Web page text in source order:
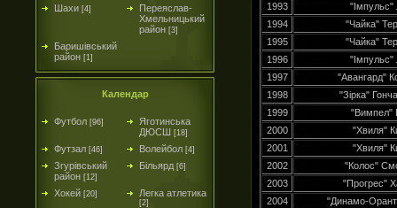
Шахи [4]
Переяслав-
Хмельницький
район [3]
Баришівський
район [1]
Календар
Футбол [96]
Яготинська
ДЮСШ [18]
Футзал [46] Волейбол [4]
Згурівський
район [12]
Більярд [6]
Хокей [20] Легка атлетика
[2]
1993
"Імпульс"
1994
"Чайка"
1995
"Чайка"
1996
"Імпульс"
1997
"Авангард"
1998
"Зірка"
1999
"Вимпел"
2000
"Хвиля"
2001
"Хвиля"
2002
"Колос"
2003
"Прогрес"
2004
"Динамо-